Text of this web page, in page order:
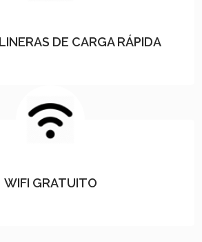
DE CARGA RÁPIDA
WIFI GRATUITO